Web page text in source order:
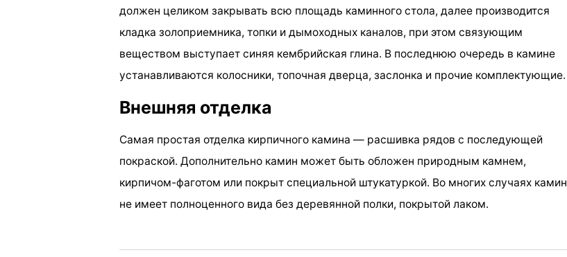
должен целиком закрывать всю площадь каминного стола, далее производится
кладка золоприемника, топки и дымоходных каналов, при этом связующим
веществом выступает синяя кембрийская глина. В последнюю очередь в камине
устанавливаются колосники, топочная дверца, заслонка и прочие комплектующие.
Внешняя отделка
Самая простая отделка кирпичного камина — расшивка рядов с последующей
покраской. Дополнительно камин может быть обложен природным камнем,
кирпичом-фаготом или покрыт специальной штукатуркой. Во многих случаях камин
не имеет полноценного вида без деревянной полки, покрытой лаком.